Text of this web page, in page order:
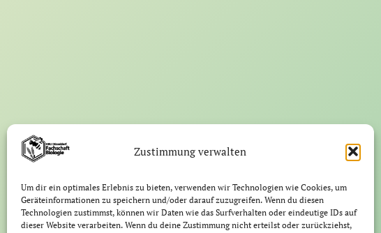
Zustimmung verwalten
Um dir ein optimales Erlebnis zu bieten, verwenden wir Technologien wie Cookies, um
Geräteinformationen zu speichern und/oder darauf zuzugreifen. Wenn du diesen
Technologien zustimmst, können wir Daten wie das Surfverhalten oder eindeutige IDs auf
dieser Website verarbeiten. Wenn du deine Zustimmung nicht erteilst oder zurückziehst,